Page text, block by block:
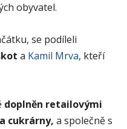
obyvatel.
se podíleli
a Kamil Mrva, kteří
doplněn retailovými
cukrárny, a společně s